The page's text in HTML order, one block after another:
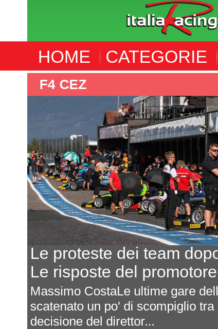
HOME CATEGORIE
F4 CEZ
Le proteste dei team
Le risposte del
Massimo CostaLe ultime gare
scatenato un po' di scompiglio
decisione del direttor...